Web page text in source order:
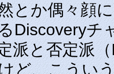
とか偶々顔
Discoveryチ
派と否定派
ど、こうい